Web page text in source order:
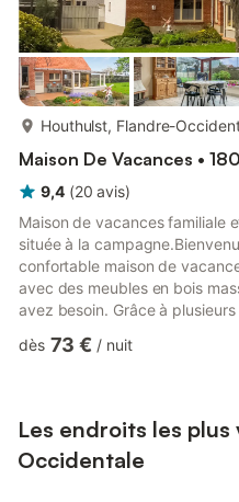
Houthulst, Flandre-
Maison De Vacances •
9,4 (20 avis)
Maison de vacances familiale
située à la
confortable maison de
avec des meubles en bois
avez besoin. Grâce à
de fraîcheur, où vous pourrez
heures pendant les mois
dès 73 € / nuit
Les endroits les
Occidentale